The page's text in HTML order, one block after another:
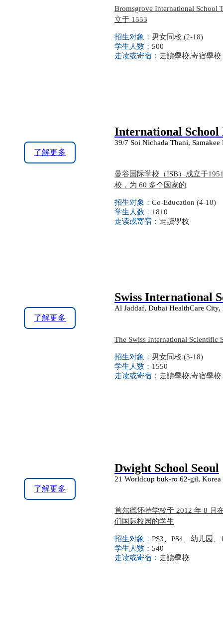
Bromsgrove International
立于 1553
招生对象： 男女同校 (2-18)
学生人数： 500
走读或寄宿： 走讀學校,寄宿學校
了解更多
International School
39/7 Soi Nichada Thani,
曼谷国际学校（ISB）成立于
校，为 60 多个国家的
招生对象： Co-Education (4-18)
学生人数： 1810
走读或寄宿： 走讀學校
了解更多
Swiss International
Al Jaddaf, Dubai HealthCare
The Swiss International Scientific
招生对象： 男女同校 (3-18)
学生人数： 1550
走读或寄宿： 走讀學校,寄宿學校
了解更多
Dwight School Seoul
21 Worldcup buk-ro 62-gil,
首尔德怀特学校于 2012 年 8 月
们国际校园的学生
招生对象： PS3、PS4、幼儿园
学生人数： 540
走读或寄宿： 走讀學校